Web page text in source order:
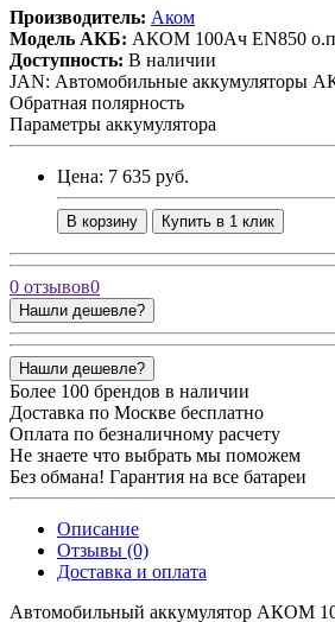
Производитель: Аком
Модель АКБ: АКОМ 100Ач EN850
Доступность: В наличии
JAN: Автомобильные аккумуляторы
Обратная полярность
Параметры аккумулятора
Цена: 7 635 руб.
В корзину Купить в 1 клик
0 отзывов0
Нашли дешевле?
Нашли дешевле?
Более 100 брендов в наличии
Доставка по Москве бесплатно
Оплата по безналичному расчету
Не знаете что выбрать мы поможем
Без обмана! Гарантия на все батареи
Описание
Отзывы (0)
Доставка и оплата
Автомобильный аккумулятор АКОМ